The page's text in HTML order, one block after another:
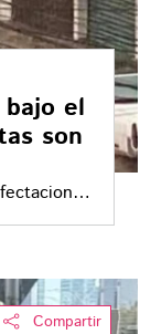
el
son
San
Norte
Compartir